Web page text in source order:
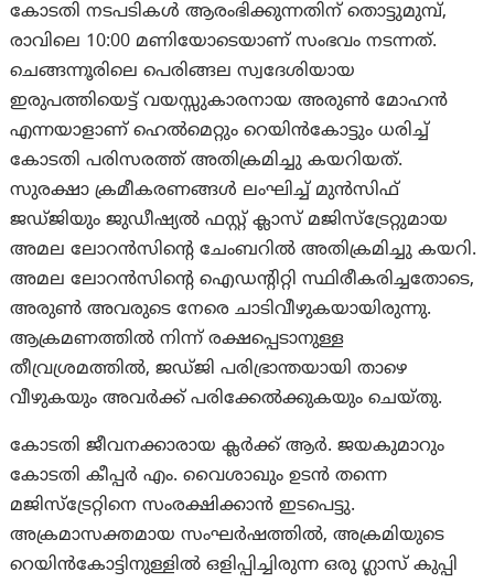
കോടതി നടപടികൾ ആരംഭിക്കുന്നതിന് തൊട്ടുമുമ്പ്,
രാവിലെ 10:00 മണിയോടെയാണ് സംഭവം നടന്നത്.
ചെങ്ങന്നൂരിലെ പെരിങ്ങല സ്വദേശിയായ
ഇരുപത്തിയെട്ട് വയസ്സുകാരനായ അരുൺ മോഹൻ
എന്നയാളാണ് ഹെൽമെറ്റും റെയിൻകോട്ടും ധരിച്ച്
കോടതി പരിസരത്ത് അതിക്രമിച്ചു കയറിയത്.
സുരക്ഷാ ക്രമീകരണങ്ങൾ ലംഘിച്ച് മുൻസിഫ്
ജഡ്ജിയും ജുഡീഷ്യൽ ഫസ്റ്റ് ക്ലാസ് മജിസ്ട്രേറ്റുമായ
അമല ലോറൻസിന്റെ ചേംബറിൽ അതിക്രമിച്ചു കയറി.
അമല ലോറൻസിന്റെ ഐഡന്റിറ്റി സ്ഥിരീകരിച്ചതോടെ,
അരുൺ അവരുടെ നേരെ ചാടിവീഴുകയായിരുന്നു.
ആക്രമണത്തിൽ നിന്ന് രക്ഷപ്പെടാനുള്ള
തീവ്രശ്രമത്തിൽ, ജഡ്ജി പരിഭ്രാന്തയായി താഴെ
വീഴുകയും അവര്‍ക്ക് പരിക്കേല്‍ക്കുകയും ചെയ്തു.
കോടതി ജീവനക്കാരായ ക്ലർക്ക് ആർ. ജയകുമാറും
കോടതി കീപ്പർ എം. വൈശാഖും ഉടൻ തന്നെ
മജിസ്ട്രേറ്റിനെ സംരക്ഷിക്കാൻ ഇടപെട്ടു.
അക്രമാസക്തമായ സംഘർഷത്തില്‍, അക്രമിയുടെ
റെയിൻകോട്ടിനുള്ളിൽ ഒളിപ്പിച്ചിരുന്ന ഒരു ഗ്ലാസ് കുപ്പി